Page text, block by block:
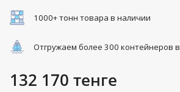
1000+ тонн товара в наличии
Отгружаем более 300 контейнеров
132 170 тенге